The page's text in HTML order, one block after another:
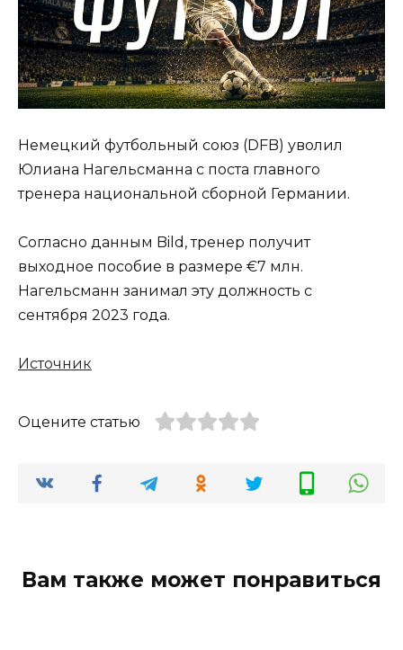
Немецкий футбольный союз (DFB) уволил
Юлиана Нагельсманна с поста главного
тренера национальной сборной Германии.
Согласно данным Bild, тренер получит
выходное пособие в размере €7 млн.
Нагельсманн занимал эту должность с
сентября 2023 года.
Источник
Оцените статью
Вам также может понравиться